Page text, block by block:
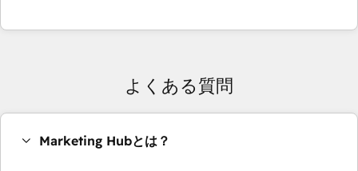
よくある質問
Marketing Hubとは？